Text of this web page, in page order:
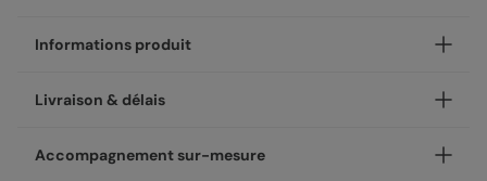
Informations produit
Personnalisez votre invitation anniversaire enfant Coloriage
Nos enveloppes
Livraison & délais
Votre création est imprimée avec soin en 24h ou 48h dans
Accompagnement sur-mesure